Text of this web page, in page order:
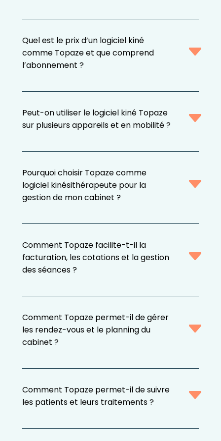
Quel est le prix d’un logiciel kiné
comme Topaze et que comprend
l’abonnement ?
Peut-on utiliser le logiciel kiné Topaze
sur plusieurs appareils et en mobilité ?
Pourquoi choisir Topaze comme
logiciel kinésithérapeute pour la
gestion de mon cabinet ?
Comment Topaze facilite-t-il la
facturation, les cotations et la gestion
des séances ?
Comment Topaze permet-il de gérer
les rendez-vous et le planning du
cabinet ?
Comment Topaze permet-il de suivre
les patients et leurs traitements ?